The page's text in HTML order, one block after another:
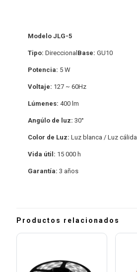
Modelo JLG-5
Tipo:Direccional Base: GU10
Potencia: 5 W
Voltaje: 127 ~ 60Hz
Lúmenes: 400 lm
Angúlo de luz: 30°
Color de Luz:Luz blanca / Luz cálida
Vida útil: 15 000 h
Garantía: 3 años
Productos relacionados